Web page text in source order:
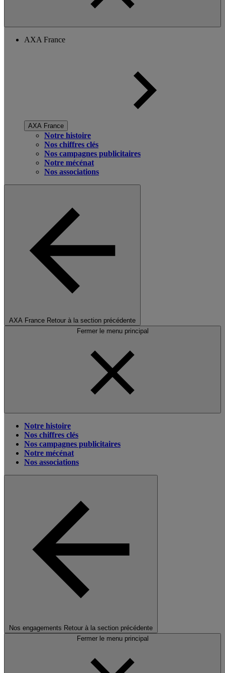
AXA France
AXA France
Notre histoire
Nos chiffres clés
Nos campagnes publicitaires
Notre mécénat
Nos associations
AXA France Retour à la section précédente
Fermer le menu principal
Notre histoire
Nos chiffres clés
Nos campagnes publicitaires
Notre mécénat
Nos associations
Nos engagements Retour à la section précédente
Fermer le menu principal